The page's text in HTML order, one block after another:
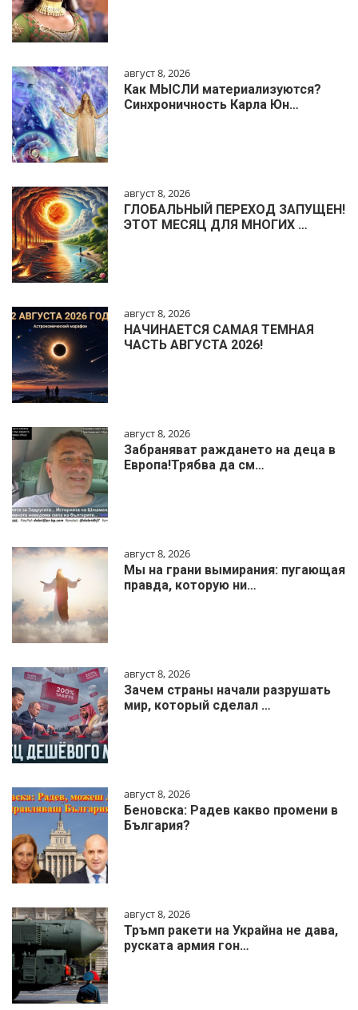
август 8, 2026
Как МЫСЛИ материализуются?
Синхроничность Карла Юн…
август 8, 2026
ГЛОБАЛЬНЫЙ ПЕРЕХОД ЗАПУЩЕН!
ЭТОТ МЕСЯЦ ДЛЯ МНОГИХ …
август 8, 2026
НАЧИНАЕТСЯ САМАЯ ТЕМНАЯ
ЧАСТЬ АВГУСТА 2026!
август 8, 2026
Забраняват раждането на деца в
Европа!Трябва да см…
август 8, 2026
Мы на грани вымирания: пугающая
правда, которую ни…
август 8, 2026
Зачем страны начали разрушать
мир, который сделал …
август 8, 2026
Беновска: Радев какво промени в
България?
август 8, 2026
Тръмп ракети на Украйна не дава,
руската армия гон…